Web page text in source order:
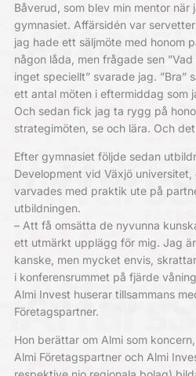
Båverud, som blev min mentor
gymnasiet. Affärsidén var
jag hade ett säljmöte med honom
någon låda, men frågade sen
inget speciellt” svarade jag. ”Bra”
ett antal möten i eftermiddag som
Och sedan fick jag ta rygg på
strategimöten, se och lära. Och
Efter gymnasiet följde sedan
Development vid Växjö
varvades med praktik ute på
utbildningen.
– Att få omsätta de nyvunna
ett utmärkt upplägg för mig. Jag
kanske, men mycket envis,
i konferensrummet på fjärde
Almi Invest huserar tillsammans
Företagspartner.
Hon berättar om Almi som
Almi Företagspartner och Almi